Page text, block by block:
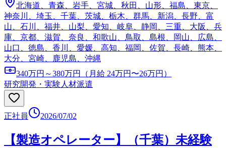
北海道、青森、岩手、宮城、秋田、山形、福島、東京、
神奈川、埼玉、千葉、茨城、栃木、群馬、新潟、長野、富
山、石川、福井、山梨、愛知、岐阜、静岡、三重、大阪、兵
庫、京都、滋賀、奈良、和歌山、鳥取、島根、岡山、広島、
山口、徳島、香川、愛媛、高知、福岡、佐賀、長崎、熊本、
大分、宮崎、鹿児島、沖縄
340万円～380万円（月給 24万円〜26万円）
研究開発・実験 人材派遣
正社員 2026/07/02
【製造オペレーター】（千葉）未経験